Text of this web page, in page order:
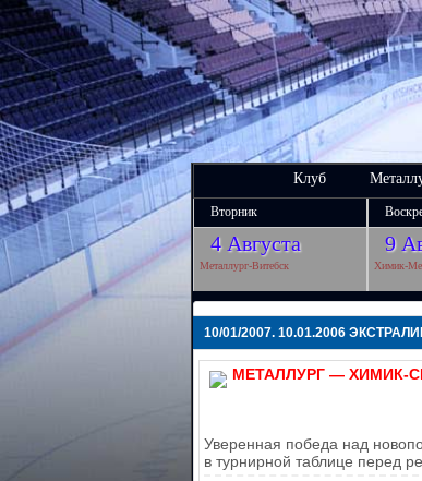
Клуб
Вторник
4 Августа 9
Металлург-Витебск Химик-
10/01/2007. 10.01.2006
МЕТАЛЛУРГ — ХИМИК-
Уверенная победа над
в турнирной таблице перед